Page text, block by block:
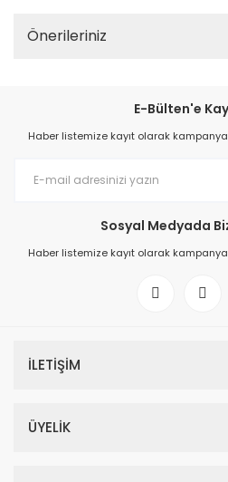
Önerileriniz
E-Bülten'e
Haber listemize kayıt olarak
Sosyal Medyada
Haber listemize kayıt olarak
İLETİŞİM
ÜYELİK